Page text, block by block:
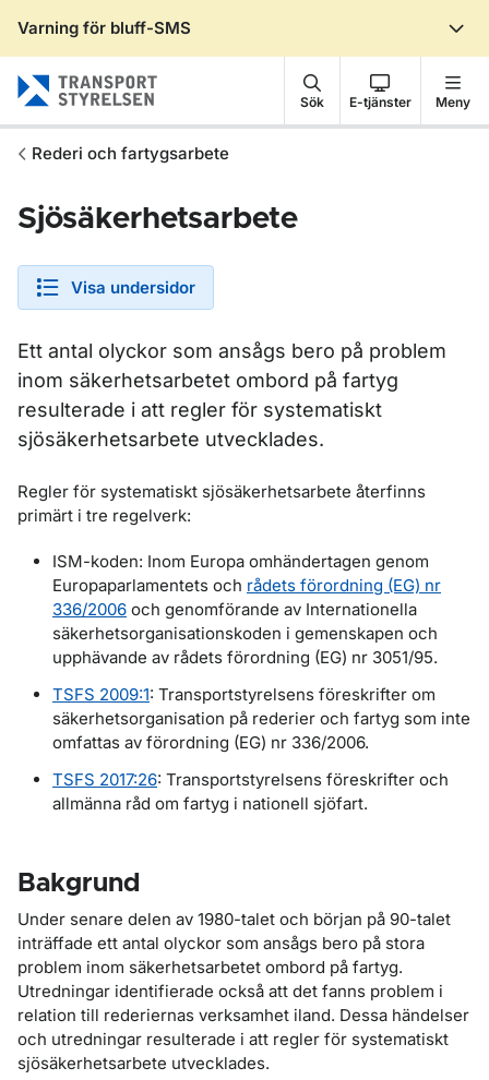
Varning för bluff-SMS
Sök E-tjänster Meny
Rederi och fartygsarbete
Sjösäkerhetsarbete
Visa undersidor
Ett antal olyckor som ansågs bero på problem
inom säkerhetsarbetet ombord på fartyg
resulterade i att regler för systematiskt
sjösäkerhetsarbete utvecklades.
Regler för systematiskt sjösäkerhetsarbete återfinns
primärt i tre regelverk:
ISM-koden: Inom Europa omhändertagen genom
Europaparlamentets och rådets förordning (EG) nr
336/2006 och genomförande av Internationella
säkerhetsorganisationskoden i gemenskapen och
upphävande av rådets förordning (EG) nr 3051/95.
TSFS 2009:1: Transportstyrelsens föreskrifter om
säkerhetsorganisation på rederier och fartyg som inte
omfattas av förordning (EG) nr 336/2006.
TSFS 2017:26: Transportstyrelsens föreskrifter och
allmänna råd om fartyg i nationell sjöfart.
Bakgrund
Under senare delen av 1980-talet och början på 90-talet
inträffade ett antal olyckor som ansågs bero på stora
problem inom säkerhetsarbetet ombord på fartyg.
Utredningar identifierade också att det fanns problem i
relation till rederiernas verksamhet iland. Dessa händelser
och utredningar resulterade i att regler för systematiskt
sjösäkerhetsarbete utvecklades.